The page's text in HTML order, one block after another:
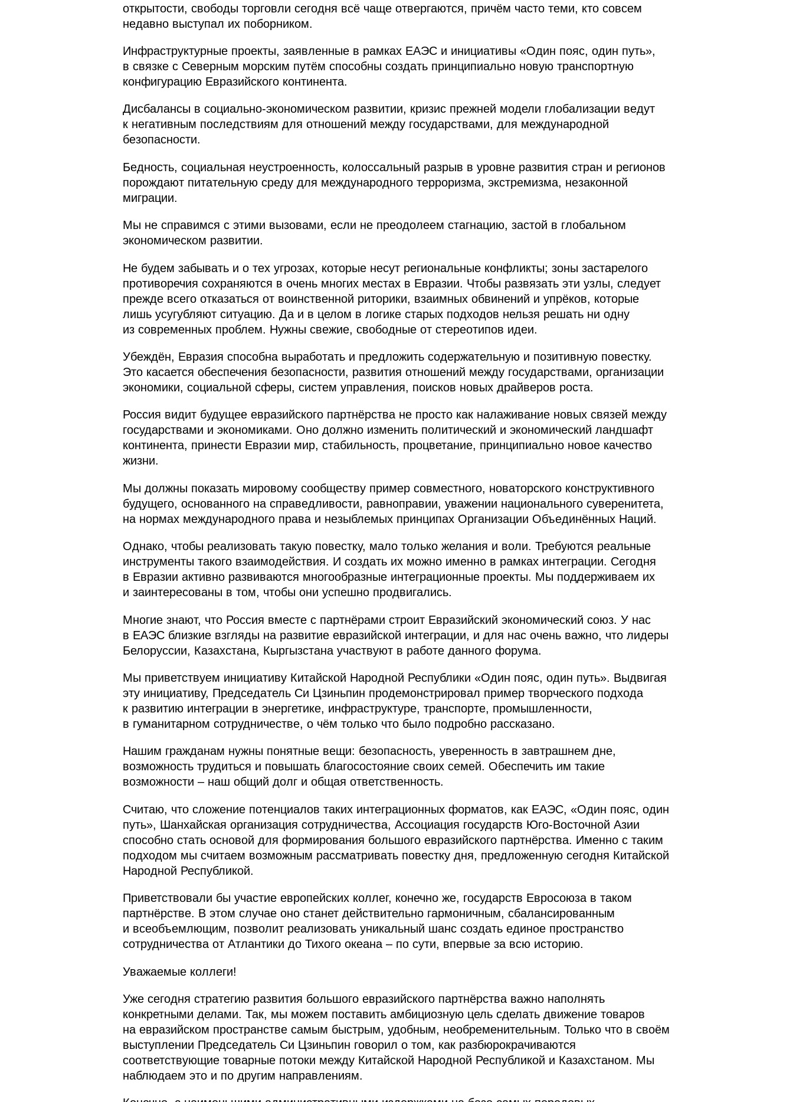
открытости, свободы торговли сегодня всё чаще отвергаются, причём часто теми, кто совсем
недавно выступал их поборником.
Инфраструктурные проекты, заявленные в рамках ЕАЭС и инициативы «Один пояс, один путь»,
в связке с Северным морским путём способны создать принципиально новую транспортную
конфигурацию Евразийского континента.
Дисбалансы в социально-экономическом развитии, кризис прежней модели глобализации ведут
к негативным последствиям для отношений между государствами, для международной
безопасности.
Бедность, социальная неустроенность, колоссальный разрыв в уровне развития стран и регионов
порождают питательную среду для международного терроризма, экстремизма, незаконной
миграции.
Мы не справимся с этими вызовами, если не преодолеем стагнацию, застой в глобальном
экономическом развитии.
Не будем забывать и о тех угрозах, которые несут региональные конфликты; зоны застарелого
противоречия сохраняются в очень многих местах в Евразии. Чтобы развязать эти узлы, следует
прежде всего отказаться от воинственной риторики, взаимных обвинений и упрёков, которые
лишь усугубляют ситуацию. Да и в целом в логике старых подходов нельзя решать ни одну
из современных проблем. Нужны свежие, свободные от стереотипов идеи.
Убеждён, Евразия способна выработать и предложить содержательную и позитивную повестку.
Это касается обеспечения безопасности, развития отношений между государствами, организации
экономики, социальной сферы, систем управления, поисков новых драйверов роста.
Россия видит будущее евразийского партнёрства не просто как налаживание новых связей между
государствами и экономиками. Оно должно изменить политический и экономический ландшафт
континента, принести Евразии мир, стабильность, процветание, принципиально новое качество
жизни.
Мы должны показать мировому сообществу пример совместного, новаторского конструктивного
будущего, основанного на справедливости, равноправии, уважении национального суверенитета,
на нормах международного права и незыблемых принципах Организации Объединённых Наций.
Однако, чтобы реализовать такую повестку, мало только желания и воли. Требуются реальные
инструменты такого взаимодействия. И создать их можно именно в рамках интеграции. Сегодня
в Евразии активно развиваются многообразные интеграционные проекты. Мы поддерживаем их
и заинтересованы в том, чтобы они успешно продвигались.
Многие знают, что Россия вместе с партнёрами строит Евразийский экономический союз. У нас
в ЕАЭС близкие взгляды на развитие евразийской интеграции, и для нас очень важно, что лидеры
Белоруссии, Казахстана, Кыргызстана участвуют в работе данного форума.
Мы приветствуем инициативу Китайской Народной Республики «Один пояс, один путь». Выдвигая
эту инициативу, Председатель Си Цзиньпин продемонстрировал пример творческого подхода
к развитию интеграции в энергетике, инфраструктуре, транспорте, промышленности,
в гуманитарном сотрудничестве, о чём только что было подробно рассказано.
Нашим гражданам нужны понятные вещи: безопасность, уверенность в завтрашнем дне,
возможность трудиться и повышать благосостояние своих семей. Обеспечить им такие
возможности – наш общий долг и общая ответственность.
Считаю, что сложение потенциалов таких интеграционных форматов, как ЕАЭС, «Один пояс, один
путь», Шанхайская организация сотрудничества, Ассоциация государств Юго-Восточной Азии
способно стать основой для формирования большого евразийского партнёрства. Именно с таким
подходом мы считаем возможным рассматривать повестку дня, предложенную сегодня Китайской
Народной Республикой.
Приветствовали бы участие европейских коллег, конечно же, государств Евросоюза в таком
партнёрстве. В этом случае оно станет действительно гармоничным, сбалансированным
и всеобъемлющим, позволит реализовать уникальный шанс создать единое пространство
сотрудничества от Атлантики до Тихого океана – по сути, впервые за всю историю.
Уважаемые коллеги!
Уже сегодня стратегию развития большого евразийского партнёрства важно наполнять
конкретными делами. Так, мы можем поставить амбициозную цель сделать движение товаров
на евразийском пространстве самым быстрым, удобным, необременительным. Только что в своём
выступлении Председатель Си Цзиньпин говорил о том, как разбюрокрачиваются
соответствующие товарные потоки между Китайской Народной Республикой и Казахстаном. Мы
наблюдаем это и по другим направлениям.